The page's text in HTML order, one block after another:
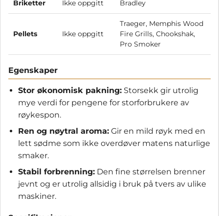
Briketter Ikke oppgitt Bradley
Pellets Ikke oppgitt
Traeger, Memphis Wood
Fire Grills, Chookshak,
Pro Smoker
Egenskaper
Stor økonomisk pakning: Storsekk gir utrolig
mye verdi for pengene for storforbrukere av
røykespon.
Ren og nøytral aroma: Gir en mild røyk med en
lett sødme som ikke overdøver matens naturlige
smaker.
Stabil forbrenning: Den fine størrelsen brenner
jevnt og er utrolig allsidig i bruk på tvers av ulike
maskiner.